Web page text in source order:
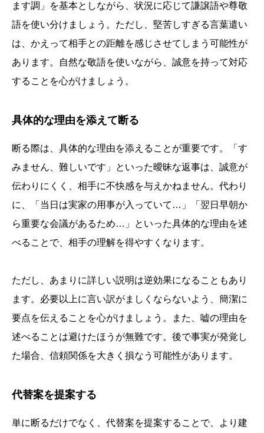
ます調」を基本としながら、状況に応じて謙譲語や尊敬
語を使い分けましょう。ただし、堅苦しすぎる言葉遣い
は、かえって相手との距離を感じさせてしまう可能性が
あります。自然な敬語を使いながら、誠意を持って対応
することを心がけましょう。
具体的な理由を添えて断る
断る際は、具体的な理由を添えることが重要です。「す
みません、難しいです」といった曖昧な返事は、誠意が
伝わりにくく、相手に不快感を与えかねません。代わり
に、「当日は実家の用事が入っていて…」「翌日早朝か
ら重要な会議があるため…」といった具体的な理由を述
べることで、相手の理解を得やすくなります。
ただし、あまりに詳しい説明は逆効果になることもあり
ます。必要以上に言い訳がましくならないよう、簡潔に
要点を伝えることを心がけましょう。また、嘘の理由を
述べることは避けたほうが無難です。後で事実が発覚し
た場合、信頼関係を大きく損なう可能性があります。
代替案を提案する
単に断るだけでなく、代替案を提案することで、より建